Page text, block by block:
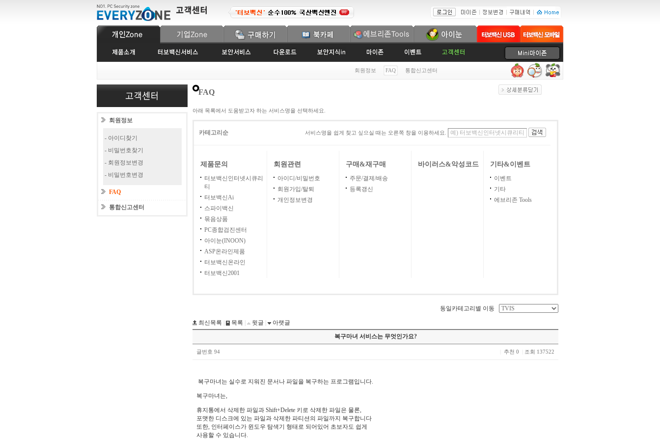
회원정보 FAQ 통합신고센터
회원정보
- 아이디찾기
- 비밀번호찾기
- 회원정보변경
- 비밀번호변경
FAQ
통합신고센터
FAQ
아래 목록에서 도움받고자 하는 서비스명을 선택하세요.
카테고리순 서비스명을 쉽게 찾고 싶으실 때는 오른쪽 창을 이용하세요.
제품문의
터보백신인터넷시큐리
티
터보백신Ai
스파이백신
묶음상품
PC종합검진센터
아이눈(INOON)
ASP온라인제품
터보백신온라인
터보백신2001
회원관련
아이디/비밀번호
회원가입/탈퇴
개인정보변경
구매&재구매
주문/결제/배송
등록갱신
바이러스&악성코드 기타&이벤트
이벤트
기타
에브리존 Tools
동일카테고리별 이동
최신목록 목록 윗글
아랫글
복구마녀 서비스는 무엇인가요?
글번호 94 추천 0 조회 137522
복구마녀는 실수로 지워진 문서나 파일을 복구하는 프로그램입니다.
복구마녀는,
휴지통에서 삭제한 파일과 Shift+Delete 키로 삭제한 파일은 물론,
포맷한 디스크에 있는 파일과 삭제한 파티션의 파일까지 복구합니다
또한, 인터페이스가 윈도우 탐색기 형태로 되어있어 초보자도 쉽게
사용할 수 있습니다.